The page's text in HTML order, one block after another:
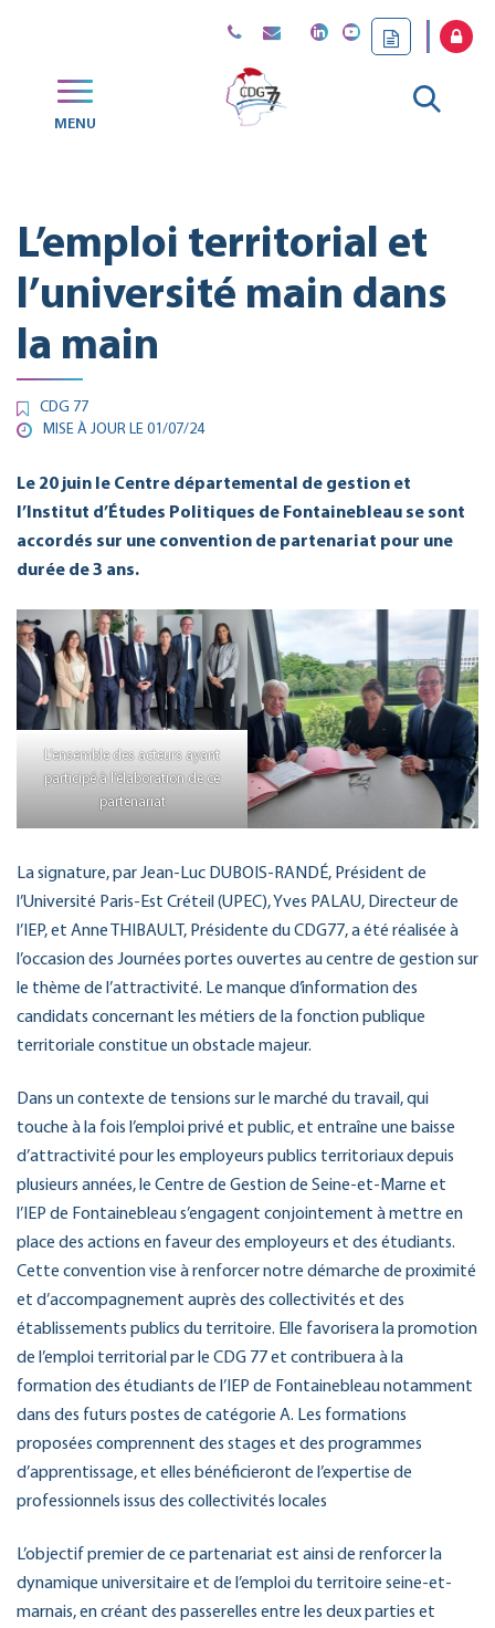
MENU
Aller
L’emploi territorial et
l’université main dans
la main
CDG 77
MISE À JOUR LE 01/07/24
Le 20 juin le Centre départemental de gestion et
l’Institut d’Études Politiques de Fontainebleau se sont
accordés sur une convention de partenariat pour une
durée de 3 ans.
L’ensemble des acteurs ayant
participé à l’élaboration de ce
partenariat
La signature, par Jean-Luc DUBOIS-RANDÉ, Président de
l’Université Paris-Est Créteil (UPEC), Yves PALAU, Directeur de
l’IEP, et Anne THIBAULT, Présidente du CDG77, a été réalisée à
l’occasion des Journées portes ouvertes au centre de gestion sur
le thème de l’attractivité. Le manque d’information des
candidats concernant les métiers de la fonction publique
territoriale constitue un obstacle majeur.
Dans un contexte de tensions sur le marché du travail, qui
touche à la fois l’emploi privé et public, et entraîne une baisse
d’attractivité pour les employeurs publics territoriaux depuis
plusieurs années, le Centre de Gestion de Seine-et-Marne et
l’IEP de Fontainebleau s’engagent conjointement à mettre en
place des actions en faveur des employeurs et des étudiants.
Cette convention vise à renforcer notre démarche de proximité
et d’accompagnement auprès des collectivités et des
établissements publics du territoire. Elle favorisera la promotion
de l’emploi territorial par le CDG 77 et contribuera à la
formation des étudiants de l’IEP de Fontainebleau notamment
dans des futurs postes de catégorie A. Les formations
proposées comprennent des stages et des programmes
d’apprentissage, et elles bénéficieront de l’expertise de
professionnels issus des collectivités locales
L’objectif premier de ce partenariat est ainsi de renforcer la
dynamique universitaire et de l’emploi du territoire seine-et-
marnais, en créant des passerelles entre les deux parties et